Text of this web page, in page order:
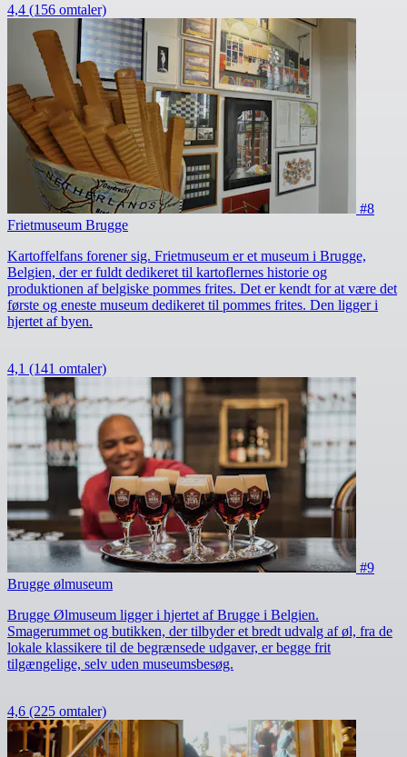
4,4 (156 omtaler)
#8
Frietmuseum Brugge
Kartoffelfans forener sig. Frietmuseum er et museum i Brugge,
Belgien, der er fuldt dedikeret til kartoflernes historie og
produktionen af belgiske pommes frites. Det er kendt for at være det
første og eneste museum dedikeret til pommes frites. Den ligger i
hjertet af byen.
4,1 (141 omtaler)
#9
Brugge ølmuseum
Brugge Ølmuseum ligger i hjertet af Brugge i Belgien.
Smagerummet og butikken, der tilbyder et bredt udvalg af øl, fra de
lokale klassikere til de begrænsede udgaver, er begge frit
tilgængelige, selv uden museumsbesøg.
4,6 (225 omtaler)